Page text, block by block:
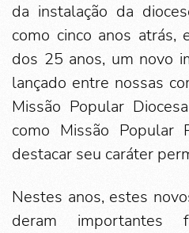
da instalação da
como cinco anos atrás,
dos 25 anos, um novo
lançado entre nossas
Missão Popular
como Missão Popular
destacar seu caráter
Nestes anos, estes
deram importantes